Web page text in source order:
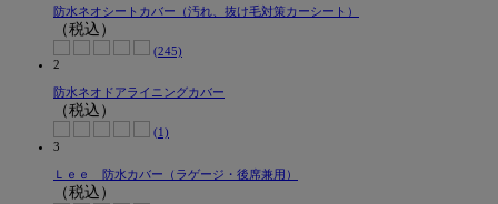
防水ネオシートカバー（汚れ、抜け毛対策カーシート）
（税込）
(245)
2
防水ネオドアライニングカバー
（税込）
(1)
3
Ｌｅｅ 防水カバー（ラゲージ・後席兼用）
（税込）